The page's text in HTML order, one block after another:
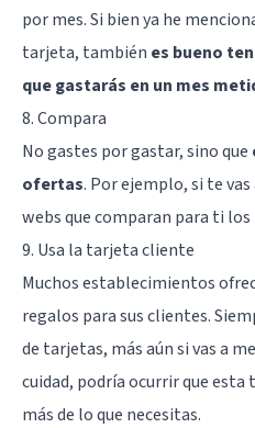
por mes. Si bien ya he
tarjeta, también es bueno
que gastarás en un mes
8. Compara
No gastes por gastar, sino que
ofertas. Por ejemplo, si te vas
webs que comparan para ti los
9. Usa la tarjeta cliente
Muchos establecimientos
regalos para sus clientes.
de tarjetas, más aún si vas a
cuidad, podría ocurrir que
más de lo que necesitas.